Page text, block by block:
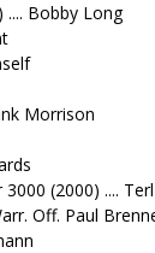
.... Bobby Long
Morrison
(2000) .... Terl
Off. Paul